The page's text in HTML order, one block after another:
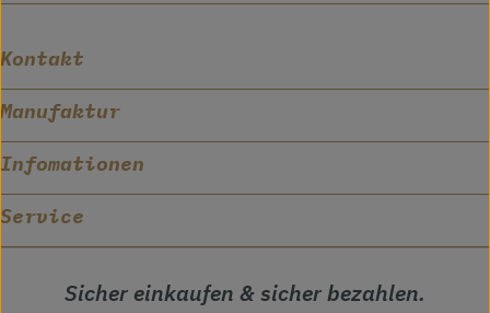
Kontakt
Manufaktur
Infomationen
Service
Sicher einkaufen & sicher bezahlen.